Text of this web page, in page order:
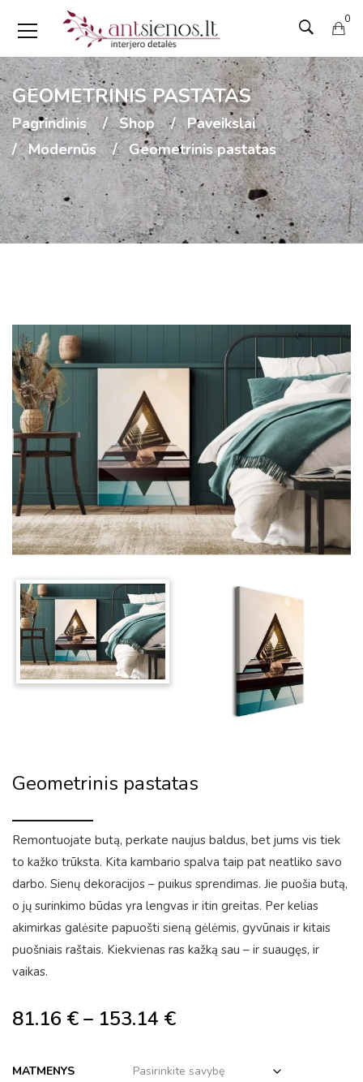
0
GEOMETRINIS PASTATAS
Pagrindinis Shop
Paveikslai
Modernūs
Geometrinis pastatas
Geometrinis pastatas
Remontuojate butą, perkate naujus baldus, bet jums vis tiek
to kažko trūksta. Kita kambario spalva taip pat neatliko savo
darbo. Sienų dekoracijos – puikus sprendimas. Jie puošia butą,
o jų surinkimo būdas yra lengvas ir itin greitas. Per kelias
akimirkas galėsite papuošti sieną gėlėmis, gyvūnais ir kitais
puošniais raštais. Kiekvienas ras kažką sau – ir suaugęs, ir
vaikas.
81.16 €– 153.14 €
MATMENYS